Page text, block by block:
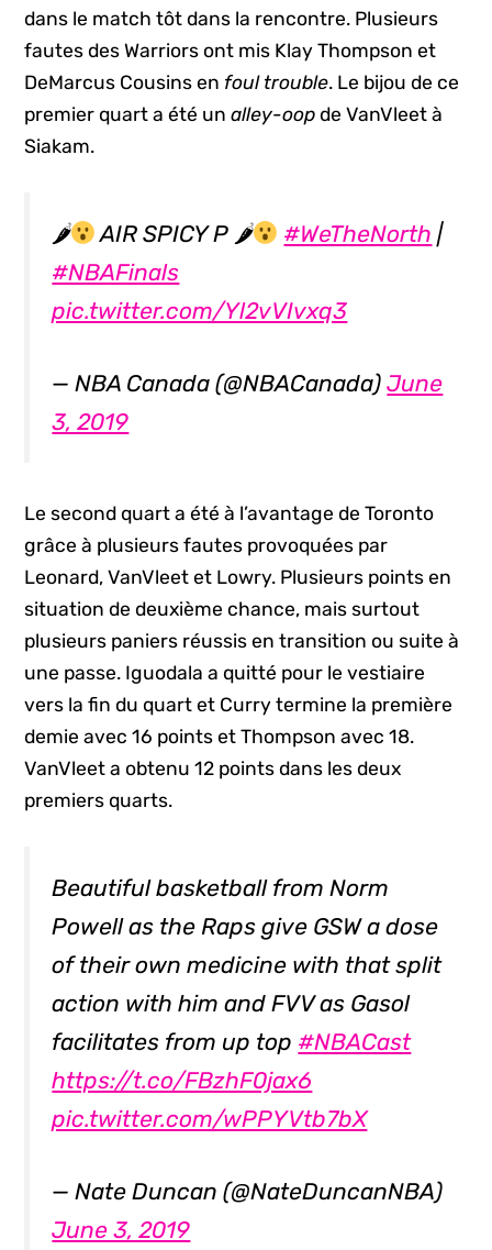
dans le match tôt dans la rencontre. Plusieurs
fautes des Warriors ont mis Klay Thompson et
DeMarcus Cousins en foul trouble. Le bijou de ce
premier quart a été unalley-oopde VanVleet à
Siakam.
🌶 AIR SPICY P 🌶 #WeTheNorth |
#NBAFinals
pic.twitter.com/Yl2vVIvxq3
— NBA Canada (@NBACanada)June
3, 2019
Le second quart a été à l’avantage de Toronto
grâce à plusieurs fautes provoquées par
Leonard, VanVleet et Lowry. Plusieurs points en
situation de deuxième chance, mais surtout
plusieurs paniers réussis en transition ou suite à
une passe. Iguodala a quitté pour le vestiaire
vers la fin du quart et Curry termine la première
demie avec 16 points et Thompson avec 18.
VanVleet a obtenu 12 points dans les deux
premiers quarts.
Beautiful basketball from Norm
Powell as the Raps give GSW a dose
of their own medicine with that split
action with him and FVV as Gasol
facilitates from up top #NBACast
https://t.co/FBzhF0jax6
pic.twitter.com/wPPYVtb7bX
— Nate Duncan (@NateDuncanNBA)
June 3, 2019